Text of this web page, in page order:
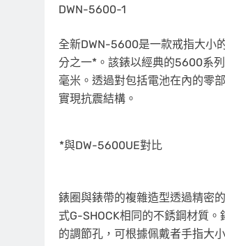
DWN-5600-1
全新DWN-5600是一款戒指大小
分之一*。該錶以經典的5600系
毫米。透過對包括電池在內的零
實現抗震結構。
*與DW-5600UE對比
錶圈與錶帶的複雜造型透過精密
式G-SHOCK相同的不銹鋼材質
的調節孔，可根據佩戴者手指大